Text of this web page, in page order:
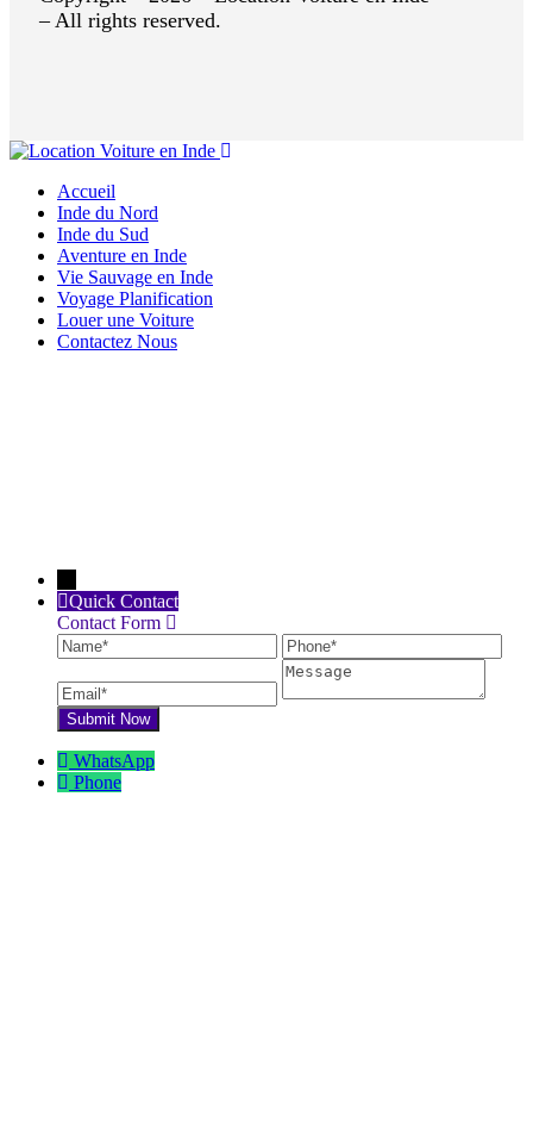
– All rights reserved.
Accueil
Inde du Nord
Inde du Sud
Aventure en Inde
Vie Sauvage en Inde
Voyage Planification
Louer une Voiture
Contactez Nous
Quick Contact
Contact Form
Name
Phone
Message
WhatsApp
Phone